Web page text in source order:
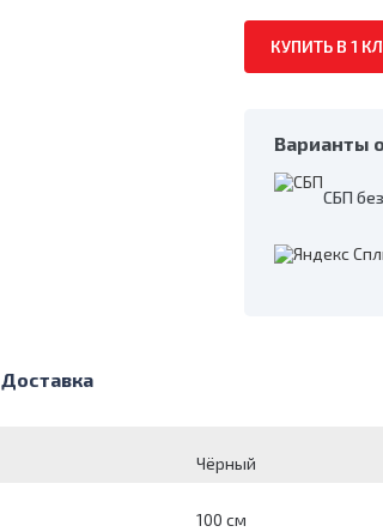
КУПИТЬ В 1
Варианты
СБП
Доставка
Чёрный
100 см